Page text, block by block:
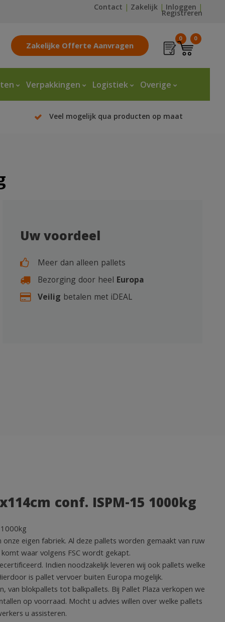
Contact | Zakelijk |Inloggen |
Registreren
Zakelijke Offerte Aanvragen
0 0
Verpakkingen Logistiek Overige
Veel mogelijk qua producten op maat
Uw voordeel
Meer dan alleen pallets
Bezorging door heel Europa
Veilig betalen met iDEAL
conf. ISPM-15 1000kg
eigen fabriek. Al deze pallets worden gemaakt van ruw
waar volgens FSC wordt gekapt.
Indien noodzakelijk leveren wij ook pallets welke
is pallet vervoer buiten Europa mogelijk.
van blokpallets tot balkpallets. Bij Pallet Plaza verkopen we
op voorraad. Mocht u advies willen over welke pallets
u assisteren.